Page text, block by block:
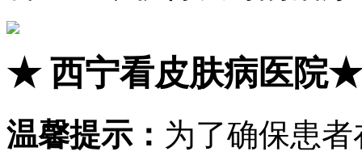
★西宁看皮肤病医院★
温馨提示： 为了确保患